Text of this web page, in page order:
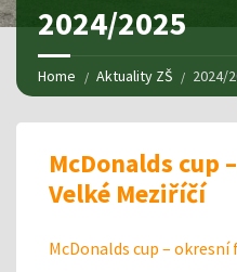
2024/2025
Home Aktuality ZŠ 2024/
McDonalds cup
Velké Meziříčí
McDonalds cup –